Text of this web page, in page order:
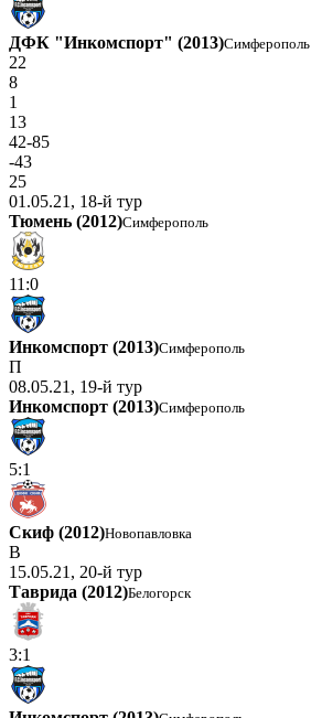
ДФК "Инкомспорт" (2013)Симферополь
22
8
1
13
42-85
-43
25
01.05.21, 18-й тур
Тюмень (2012)Симферополь
11:0
Инкомспорт (2013)Симферополь
П
08.05.21, 19-й тур
Инкомспорт (2013)Симферополь
5:1
Скиф (2012)Новопавловка
В
15.05.21, 20-й тур
Таврида (2012)Белогорск
3:1